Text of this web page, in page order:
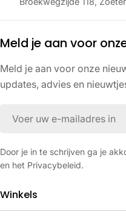
Meld je aan voor
Meld je aan voor onze
updates, advies en
Door je in te schrijven ga je
en het Privacybeleid.
Winkels